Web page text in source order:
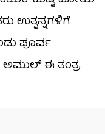
ಉತ್ಪನ್ನಗಳಿಗೆ
ಪೂರ್ವ
ಅಮುಲ್ ಈ ತಂತ್ರ